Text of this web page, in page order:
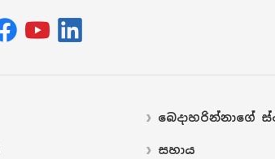
බෙදාහරින්නාගේ
සහාය